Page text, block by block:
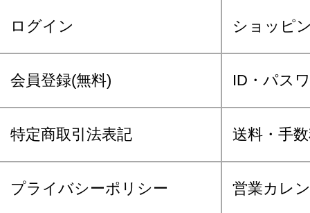
ログイン ショッピ
会員登録(無料) ID・パス
特定商取引法表記 送料・手
プライバシーポリシー 営業カレ